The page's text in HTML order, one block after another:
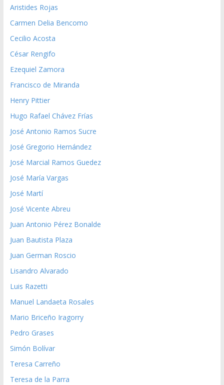
Aristides Rojas
Carmen Delia Bencomo
Cecilio Acosta
César Rengifo
Ezequiel Zamora
Francisco de Miranda
Henry Pittier
Hugo Rafael Chávez Frías
José Antonio Ramos Sucre
José Gregorio Hernández
José Marcial Ramos Guedez
José María Vargas
José Martí
José Vicente Abreu
Juan Antonio Pérez Bonalde
Juan Bautista Plaza
Juan German Roscio
Lisandro Alvarado
Luis Razetti
Manuel Landaeta Rosales
Mario Briceño Iragorry
Pedro Grases
Simón Bolívar
Teresa Carreño
Teresa de la Parra